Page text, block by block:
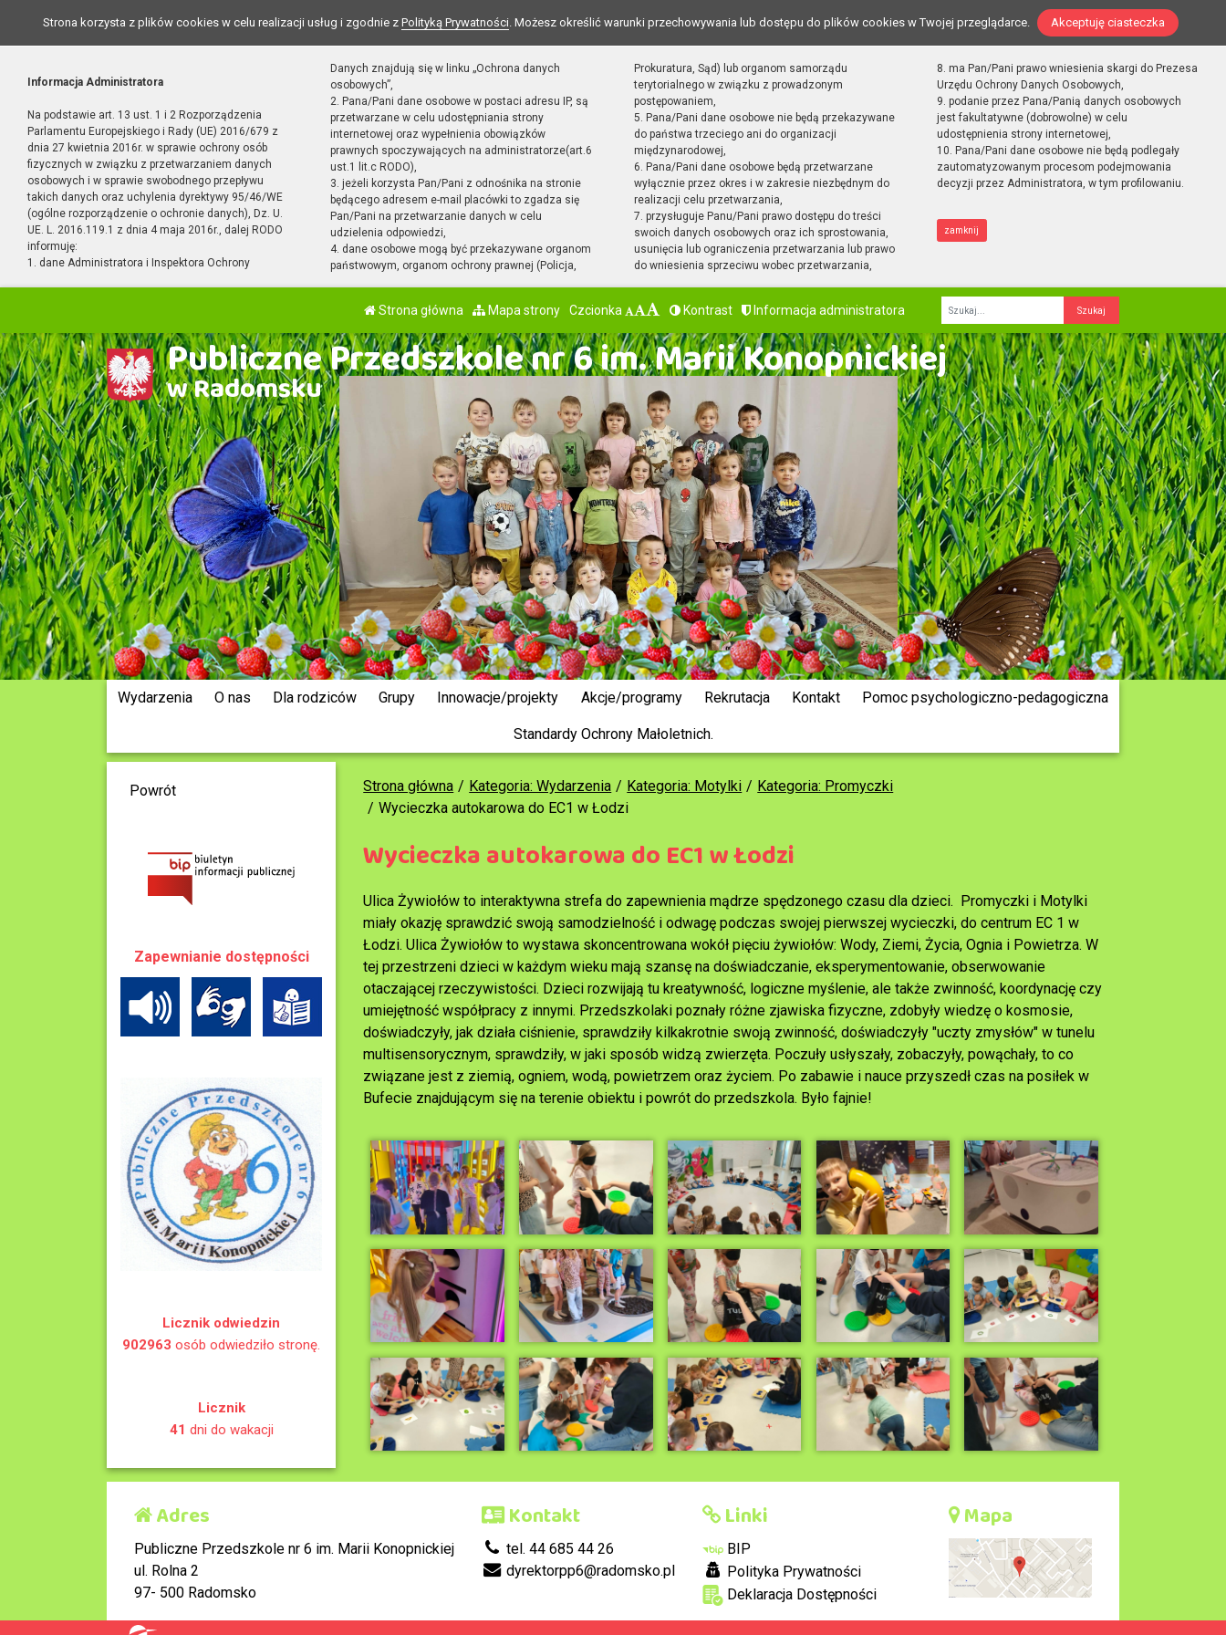
Strona korzysta z plików cookies w celu realizacji usług i zgodnie z Polityką Prywatności. Możesz określić warunki przechowywania lub dostępu do plików cookies w Twojej przeglądarce. Akceptuję ciasteczka
Informacja Administratora
Na podstawie art. 13 ust. 1 i 2 Rozporządzenia
Parlamentu Europejskiego i Rady (UE) 2016/679 z
dnia 27 kwietnia 2016r. w sprawie ochrony osób
fizycznych w związku z przetwarzaniem danych
osobowych i w sprawie swobodnego przepływu
takich danych oraz uchylenia dyrektywy 95/46/WE
(ogólne rozporządzenie o ochronie danych), Dz. U.
UE. L. 2016.119.1 z dnia 4 maja 2016r., dalej RODO
informuję:
1. dane Administratora i Inspektora Ochrony
Danych znajdują się w linku „Ochrona danych
osobowych”,
2. Pana/Pani dane osobowe w postaci adresu IP, są
przetwarzane w celu udostępniania strony
internetowej oraz wypełnienia obowiązków
prawnych spoczywających na administratorze(art.6
ust.1 lit.c RODO),
3. jeżeli korzysta Pan/Pani z odnośnika na stronie
będącego adresem e-mail placówki to zgadza się
Pan/Pani na przetwarzanie danych w celu
udzielenia odpowiedzi,
4. dane osobowe mogą być przekazywane organom
państwowym, organom ochrony prawnej (Policja,
Prokuratura, Sąd) lub organom samorządu
terytorialnego w związku z prowadzonym
postępowaniem,
5. Pana/Pani dane osobowe nie będą przekazywane
do państwa trzeciego ani do organizacji
międzynarodowej,
6. Pana/Pani dane osobowe będą przetwarzane
wyłącznie przez okres i w zakresie niezbędnym do
realizacji celu przetwarzania,
7. przysługuje Panu/Pani prawo dostępu do treści
swoich danych osobowych oraz ich sprostowania,
usunięcia lub ograniczenia przetwarzania lub prawo
do wniesienia sprzeciwu wobec przetwarzania,
8. ma Pan/Pani prawo wniesienia skargi do Prezesa
Urzędu Ochrony Danych Osobowych,
9. podanie przez Pana/Panią danych osobowych
jest fakultatywne (dobrowolne) w celu
udostępnienia strony internetowej,
10. Pana/Pani dane osobowe nie będą podlegały
zautomatyzowanym procesom podejmowania
decyzji przez Administratora, w tym profilowaniu.
zamknij
Strona główna Mapa strony Czcionka Kontrast Informacja administratora
Fraza
Publiczne Przedszkole nr 6 im. Marii Konopnickiej
w Radomsku
Wydarzenia O nas Dla rodziców Grupy Innowacje/projekty Akcje/programy Rekrutacja Kontakt Pomoc psychologiczno-pedagogiczna
Standardy Ochrony Małoletnich.
Strona główna Kategoria: Wydarzenia Kategoria: Motylki
Kategoria: Promyczki
Wycieczka autokarowa do EC1 w Łodzi
Wycieczka autokarowa do EC1 w Łodzi
Ulica Żywiołów to interaktywna strefa do zapewnienia mądrze spędzonego czasu dla dzieci. Promyczki i Motylki
miały okazję sprawdzić swoją samodzielność i odwagę podczas swojej pierwszej wycieczki, do centrum EC 1 w
Łodzi. Ulica Żywiołów to wystawa skoncentrowana wokół pięciu żywiołów: Wody, Ziemi, Życia, Ognia i Powietrza. W
tej przestrzeni dzieci w każdym wieku mają szansę na doświadczanie, eksperymentowanie, obserwowanie
otaczającej rzeczywistości. Dzieci rozwijają tu kreatywność, logiczne myślenie, ale także zwinność, koordynację czy
umiejętność współpracy z innymi. Przedszkolaki poznały różne zjawiska fizyczne, zdobyły wiedzę o kosmosie,
doświadczyły, jak działa ciśnienie, sprawdziły kilkakrotnie swoją zwinność, doświadczyły "uczty zmysłów" w tunelu
multisensorycznym, sprawdziły, w jaki sposób widzą zwierzęta. Poczuły usłyszały, zobaczyły, powąchały, to co
związane jest z ziemią, ogniem, wodą, powietrzem oraz życiem. Po zabawie i nauce przyszedł czas na posiłek w
Bufecie znajdującym się na terenie obiektu i powrót do przedszkola. Było fajnie!
Powrót
Zapewnianie dostępności
Licznik odwiedzin
902963 osób odwiedziło stronę.
Licznik
41 dni do wakacji
Adres
Publiczne Przedszkole nr 6 im. Marii Konopnickiej
ul. Rolna 2
97- 500 Radomsko
Kontakt
tel. 44 685 44 26
dyrektorpp6@radomsko.pl
Linki
BIP
Polityka Prywatności
Deklaracja Dostępności
Mapa